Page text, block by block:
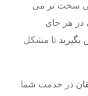
سخت تر می
در هر جای
بگیرید تا مشکل
در خدمت شما